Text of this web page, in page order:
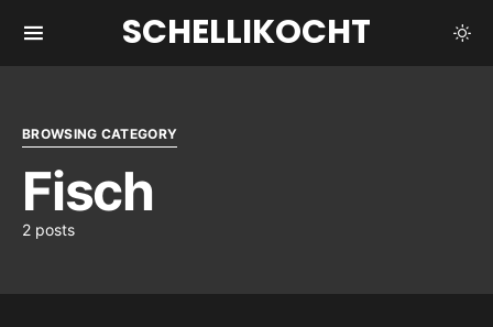
SCHELLIKOCHT
BROWSING CATEGORY
Fisch
2 posts